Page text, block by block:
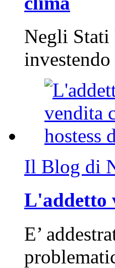
Negli Stati
Il Blog di
L'addetto
E’